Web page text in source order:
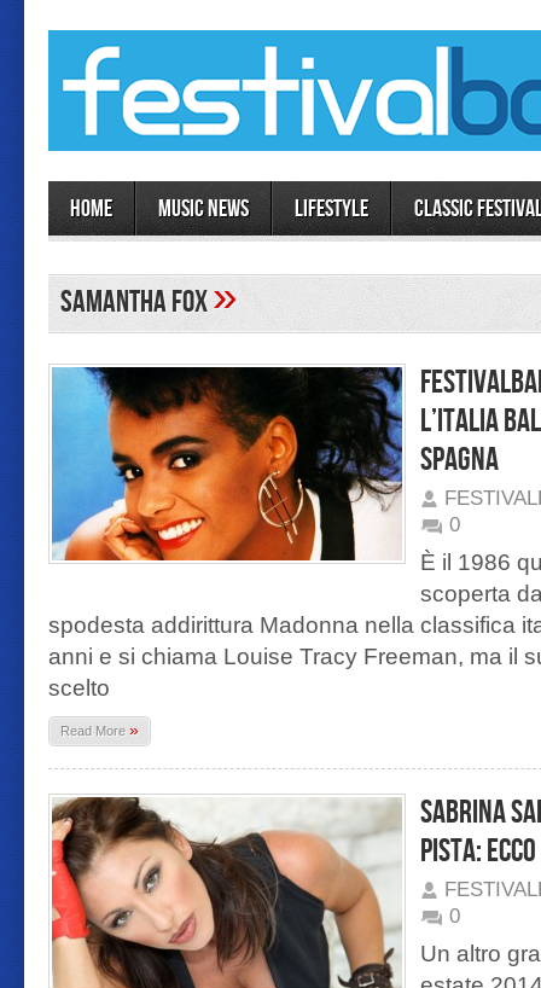
Home MUSIC NEWS LIFESTYLE Classic
Samantha Fox»
l’Italia
Spagna
0
È il 1986
scoperta
spodesta addirittura Madonna nella classifica
anni e si chiama Louise Tracy Freeman, ma il
scelto
Read More »
Sabrina
pista:
0
Un altro